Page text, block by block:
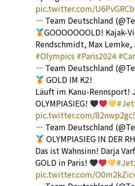
pic.twitter.com/
— Team Deutschland
GOOOOOOOLD!
Rendschmidt, Max
#Olympics #Paris2024
— Team Deutschland
GOLD IM K2!
Läuft im Kanu-Rennsport!
OLYMPIASIEG!
pic.twitter.com/
— Team Deutschland
OLYMPIASIEG IN DER
Das ist Wahnsinn! Darja
GOLD in Paris!
pic.twitter.com/